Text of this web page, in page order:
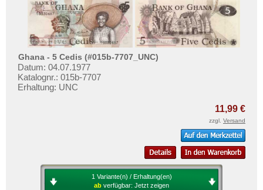
Ghana - 5 Cedis (#015b-7707_UNC)
Datum: 04.07.1977
Katalognr.: 015b-7707
Erhaltung: UNC
11,99 €
zzgl. Versand
1 Variante(n) / Erhaltung(en)
ab verfügbar: Jetzt zeigen